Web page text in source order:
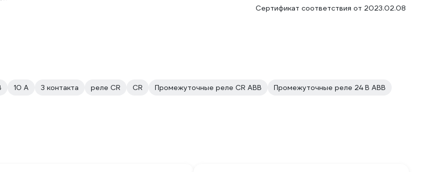
Сертификат соответствия от 2023.02.08
10 А 3 контакта реле CR CR Промежуточные реле CR ABB
Промежуточные реле 24 В ABB